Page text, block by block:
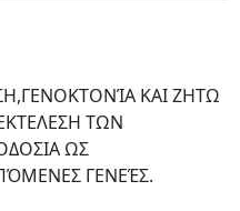
ΚΑΙ ΖΗΤΩ
ΤΩΝ
ΩΣ
ΓΕΝΕΈΣ.